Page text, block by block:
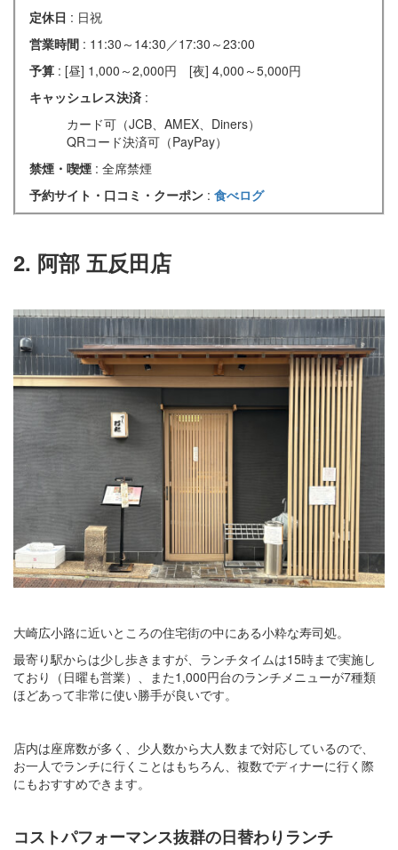
定休日 : 日祝
営業時間 : 11:30～14:30／17:30～23:00
予算 : [昼] 1,000～2,000円 [夜] 4,000～5,000円
キャッシュレス決済 :
カード可（JCB、AMEX、Diners）
QRコード決済可（PayPay）
禁煙・喫煙 : 全席禁煙
予約サイト・口コミ・クーポン : 食べログ
2. 阿部 五反田店
大崎広小路に近いところの住宅街の中にある小粋な寿司処。
最寄り駅からは少し歩きますが、ランチタイムは15時まで実施し
ており（日曜も営業）、また1,000円台のランチメニューが7種類
ほどあって非常に使い勝手が良いです。
店内は座席数が多く、少人数から大人数まで対応しているので、
お一人でランチに行くことはもちろん、複数でディナーに行く際
にもおすすめできます。
コストパフォーマンス抜群の日替わりランチ